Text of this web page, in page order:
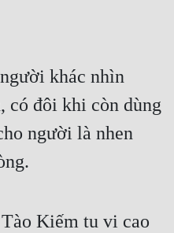
khác nhìn
có đôi khi còn dùng
người là nhen
Kiếm tu vi cao